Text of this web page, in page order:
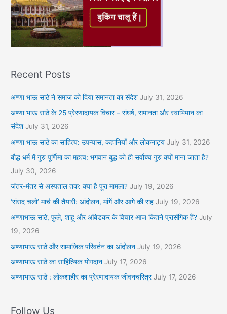
Recent Posts
अण्णा भाऊ साठे ने समाज को दिया समानता का संदेश July 31, 2026
अण्णा भाऊ साठे के 25 प्रेरणादायक विचार – संघर्ष, समानता और स्वाभिमान का
संदेश July 31, 2026
अण्णा भाऊ साठे का साहित्य: उपन्यास, कहानियाँ और लोकनाट्य July 31, 2026
बौद्ध धर्म में गुरु पूर्णिमा का महत्व: भगवान बुद्ध को ही सर्वोच्च गुरु क्यों माना जाता है?
July 30, 2026
जंतर-मंतर से अस्पताल तक: क्या है पूरा मामला? July 19, 2026
‘संसद चलो’ मार्च की तैयारी: आंदोलन, मांगें और आगे की राह July 19, 2026
अण्णाभाऊ साठे, फुले, शाहू और आंबेडकर के विचार आज कितने प्रासंगिक हैं? July
19, 2026
अण्णाभाऊ साठे और सामाजिक परिवर्तन का आंदोलन July 19, 2026
अण्णाभाऊ साठे का साहित्यिक योगदान July 17, 2026
अण्णाभाऊ साठे : लोकशाहीर का प्रेरणादायक जीवनचरित्र July 17, 2026
Follow Us